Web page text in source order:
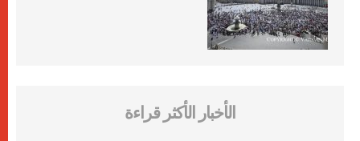
الأخبار الأكثر قراءة